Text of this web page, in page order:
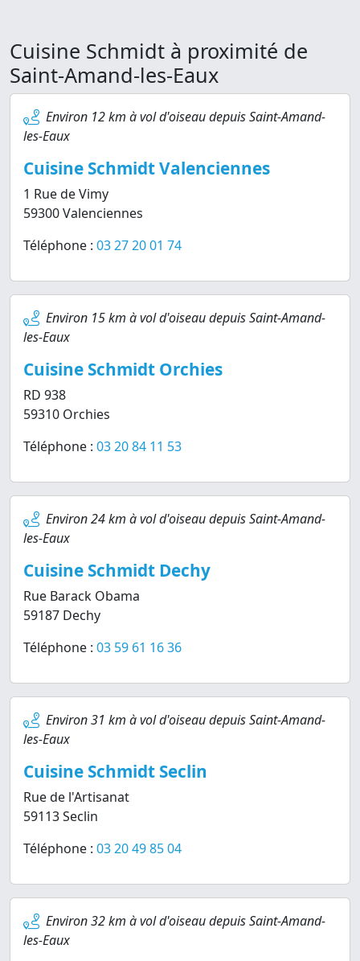
Cuisine Schmidt à proximité de
Saint-Amand-les-Eaux
Environ 12 km à vol d'oiseau depuis Saint-Amand-
les-Eaux
Cuisine Schmidt Valenciennes
1 Rue de Vimy
59300 Valenciennes
Téléphone : 03 27 20 01 74
Environ 15 km à vol d'oiseau depuis Saint-Amand-
les-Eaux
Cuisine Schmidt Orchies
RD 938
59310 Orchies
Téléphone : 03 20 84 11 53
Environ 24 km à vol d'oiseau depuis Saint-Amand-
les-Eaux
Cuisine Schmidt Dechy
Rue Barack Obama
59187 Dechy
Téléphone : 03 59 61 16 36
Environ 31 km à vol d'oiseau depuis Saint-Amand-
les-Eaux
Cuisine Schmidt Seclin
Rue de l'Artisanat
59113 Seclin
Téléphone : 03 20 49 85 04
Environ 32 km à vol d'oiseau depuis Saint-Amand-
les-Eaux